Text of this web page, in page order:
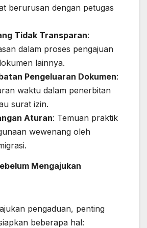
berurusan dengan petugas
Tidak Transparan:
dalam proses pengajuan
lainnya.
Pengeluaran Dokumen:
waktu dalam penerbitan
surat izin.
Aturan: Temuan praktik
wewenang oleh
Mengajukan
pengaduan, penting
beberapa hal: